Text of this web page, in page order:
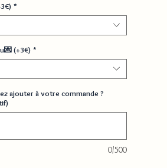
*
(+3€) *
ajouter à votre commande ?
0/500